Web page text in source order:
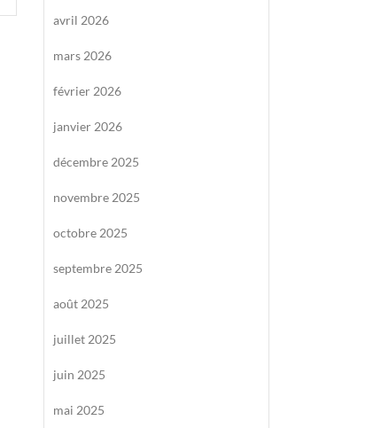
avril 2026
mars 2026
février 2026
janvier 2026
décembre 2025
novembre 2025
octobre 2025
septembre 2025
août 2025
juillet 2025
juin 2025
mai 2025